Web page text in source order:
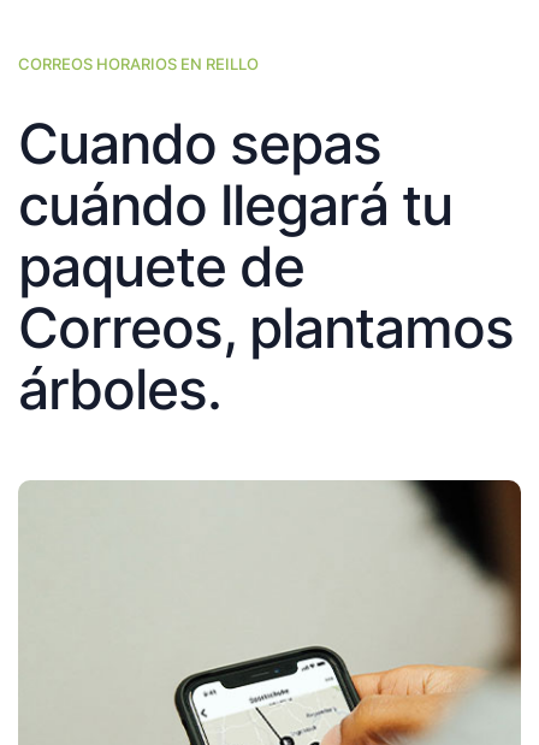
CORREOS HORARIOS EN REILLO
Cuando sepas
cuándo llegará tu
paquete de
Correos, plantamos
árboles.